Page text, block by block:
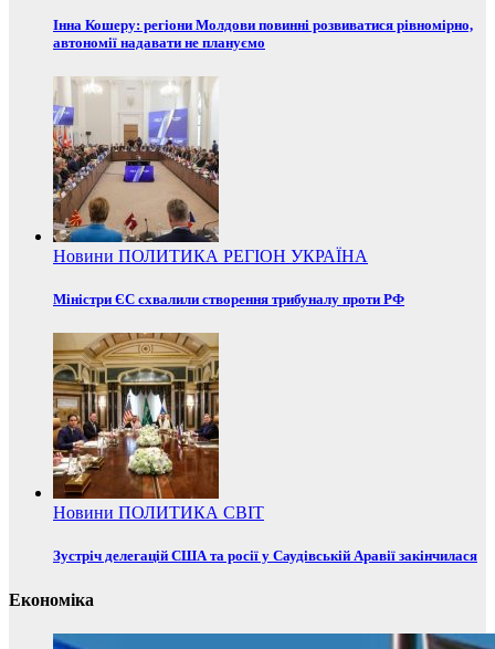
Інна Кошеру: регіони Молдови повинні розвиватися рівномірно,
автономії надавати не плануємо
Новини ПОЛИТИКА РЕГІОН УКРАЇНА
Міністри ЄС схвалили створення трибуналу проти РФ
Новини ПОЛИТИКА СВІТ
Зустріч делегацій США та росії у Саудівській Аравії закінчилася
Економіка